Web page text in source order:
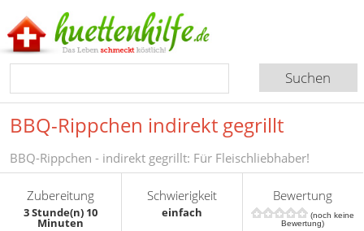
BBQ-Rippchen indirekt gegrillt
BBQ-Rippchen - indirekt gegrillt: Für Fleischliebhaber!
Zubereitung
3 Stunde(n) 10
Minuten
Schwierigkeit
einfach
Bewertung
(noch keine
Bewertung)